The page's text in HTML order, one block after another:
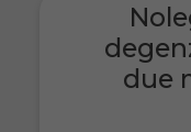
due